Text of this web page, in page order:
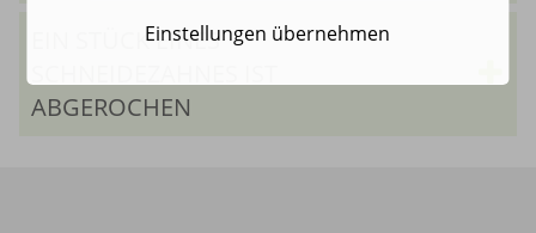
EIN STÜCK EINES
ABGEROCHEN
Einstellungen übernehmen